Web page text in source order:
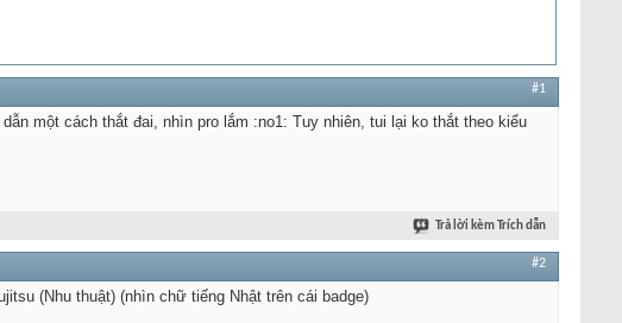
#1
một cách thắt đai, nhìn pro lắm :no1: Tuy nhiên, tui lại ko thắt theo kiểu
Trả lời kèm Trích dẫn
#2
(Nhu thuật) (nhìn chữ tiếng Nhật trên cái badge)